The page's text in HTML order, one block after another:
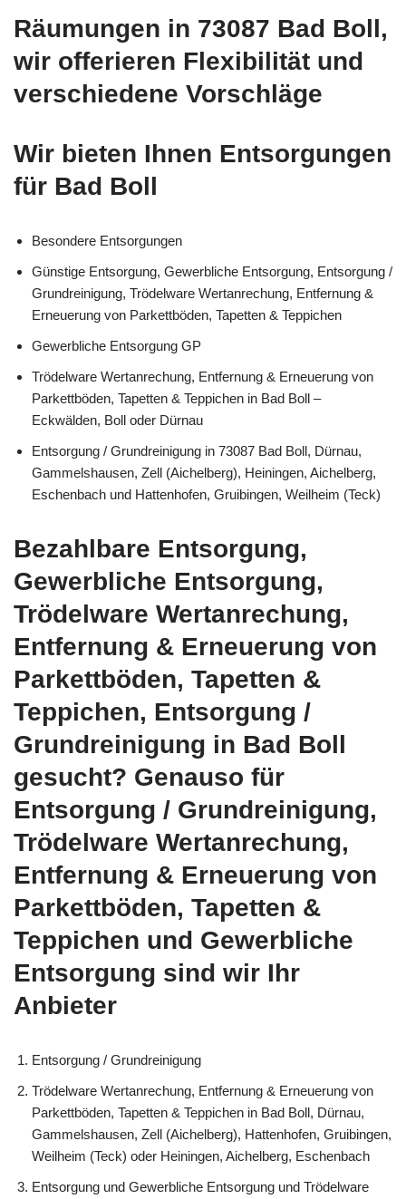
Räumungen in 73087 Bad Boll,
wir offerieren Flexibilität und
verschiedene Vorschläge
Wir bieten Ihnen Entsorgungen
für Bad Boll
Besondere Entsorgungen
Günstige Entsorgung, Gewerbliche Entsorgung, Entsorgung /
Grundreinigung, Trödelware Wertanrechung, Entfernung &
Erneuerung von Parkettböden, Tapetten & Teppichen
Gewerbliche Entsorgung GP
Trödelware Wertanrechung, Entfernung & Erneuerung von
Parkettböden, Tapetten & Teppichen in Bad Boll –
Eckwälden, Boll oder Dürnau
Entsorgung / Grundreinigung in 73087 Bad Boll, Dürnau,
Gammelshausen, Zell (Aichelberg), Heiningen, Aichelberg,
Eschenbach und Hattenhofen, Gruibingen, Weilheim (Teck)
Bezahlbare Entsorgung,
Gewerbliche Entsorgung,
Trödelware Wertanrechung,
Entfernung & Erneuerung von
Parkettböden, Tapetten &
Teppichen, Entsorgung /
Grundreinigung in Bad Boll
gesucht? Genauso für
Entsorgung / Grundreinigung,
Trödelware Wertanrechung,
Entfernung & Erneuerung von
Parkettböden, Tapetten &
Teppichen und Gewerbliche
Entsorgung sind wir Ihr
Anbieter
Entsorgung / Grundreinigung
Trödelware Wertanrechung, Entfernung & Erneuerung von
Parkettböden, Tapetten & Teppichen in Bad Boll, Dürnau,
Gammelshausen, Zell (Aichelberg), Hattenhofen, Gruibingen,
Weilheim (Teck) oder Heiningen, Aichelberg, Eschenbach
Entsorgung und Gewerbliche Entsorgung und Trödelware